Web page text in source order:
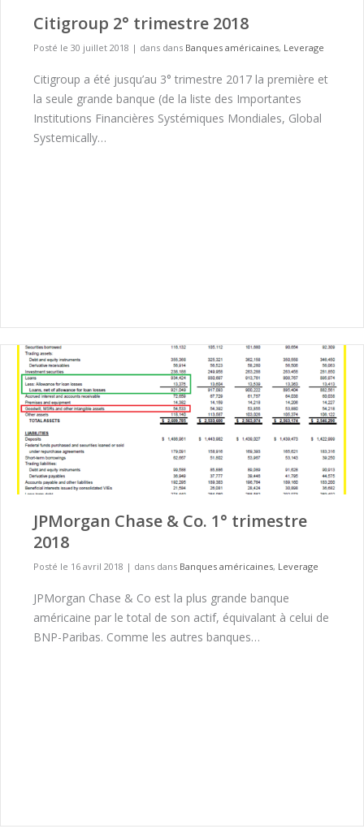
Citigroup 2° trimestre 2018
Posté le 30 juillet 2018 | dans dans Banques américaines, Leverage
Citigroup a été jusqu’au 3° trimestre 2017 la première et
la seule grande banque (de la liste des Importantes
Institutions Financières Systémiques Mondiales, Global
Systemically…
JPMorgan Chase & Co. 1° trimestre
2018
Posté le 16 avril 2018 | dans dans Banques américaines, Leverage
JPMorgan Chase & Co est la plus grande banque
américaine par le total de son actif, équivalant à celui de
BNP-Paribas. Comme les autres banques…